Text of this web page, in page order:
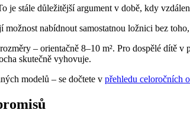
je stále důležitější argument v době, kdy
nabídnout samostatnou ložnici bez
– orientačně 8–10 m². Pro dospělé dítě
skutečně vyhovuje.
modelů – se dočtete v přehledu celoročních